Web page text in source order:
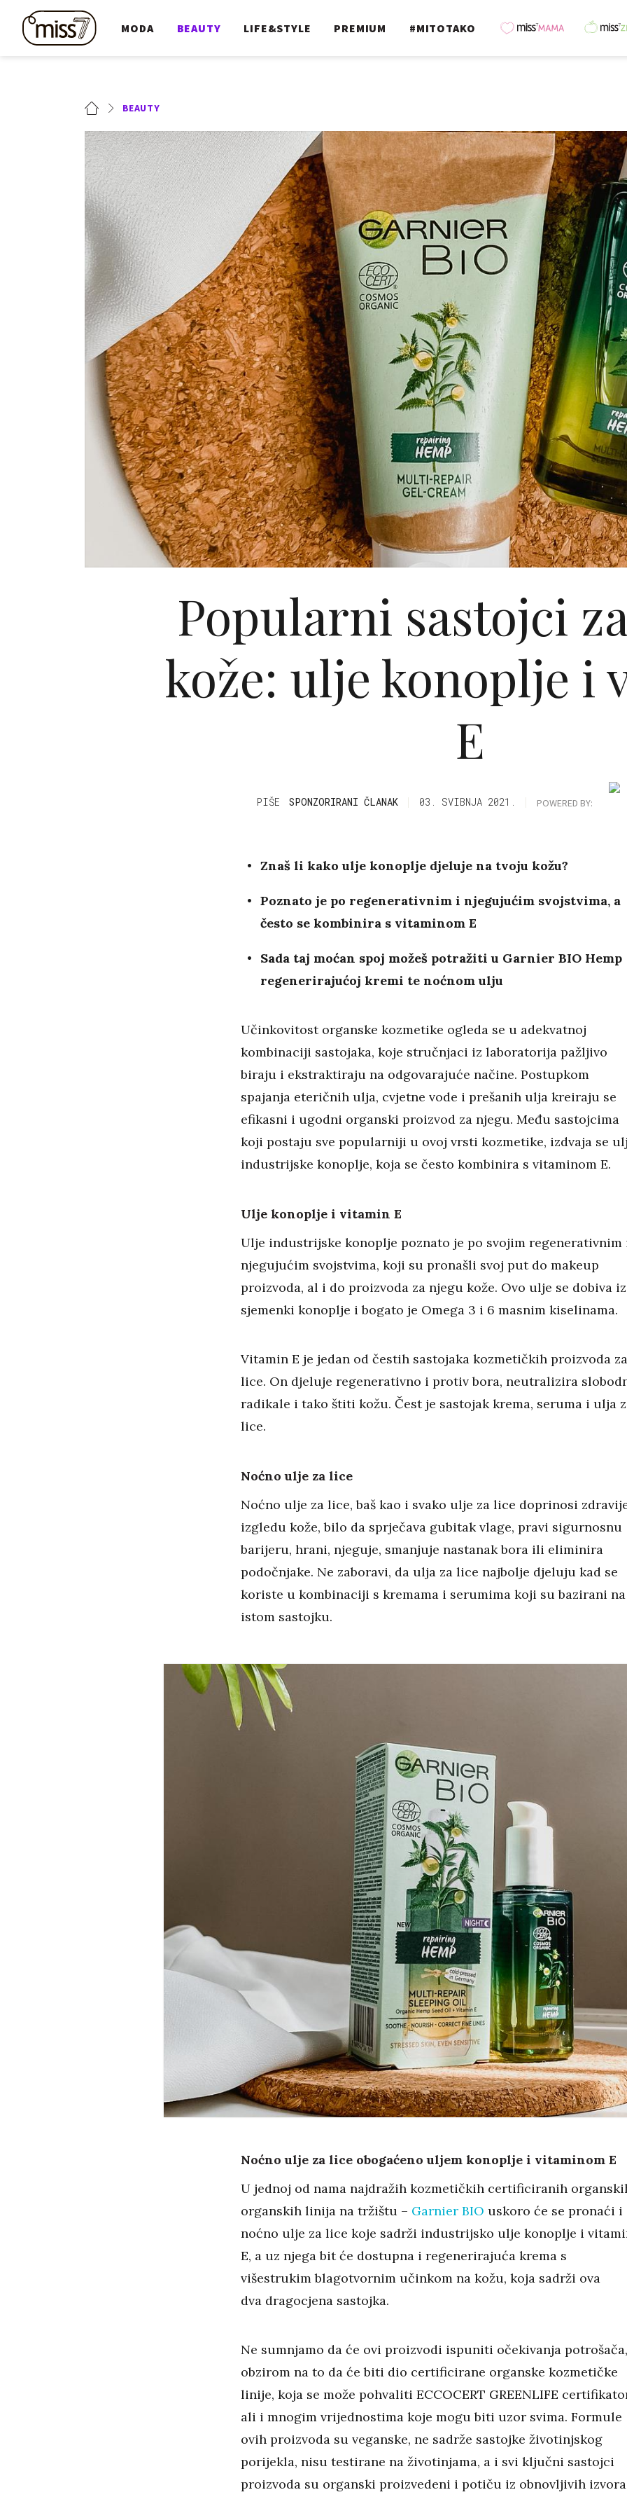
MODA BEAUTY LIFE&STYLE PREMIUM #MITOTAKO
BEAUTY
Popularni sastojci
kože: ulje konoplje i
E
PIŠE SPONZORIRANI ČLANAK 03. SVIBNJA 2021. POWERED BY:
Znaš li kako ulje konoplje djeluje na tvoju kožu?
Poznato je po regenerativnim i njegujućim svojstvima, a
često se kombinira s vitaminom E
Sada taj moćan spoj možeš potražiti u Garnier BIO Hemp
regenerirajućoj kremi te noćnom ulju
Učinkovitost organske kozmetike ogleda se u adekvatnoj
kombinaciji sastojaka, koje stručnjaci iz laboratorija pažljivo
biraju i ekstraktiraju na odgovarajuće načine. Postupkom
spajanja eteričnih ulja, cvjetne vode i prešanih ulja kreiraju se
efikasni i ugodni organski proizvod za njegu. Među sastojcima
koji postaju sve popularniji u ovoj vrsti kozmetike, izdvaja se
industrijske konoplje, koja se često kombinira s vitaminom E.
Ulje konoplje i vitamin E
Ulje industrijske konoplje poznato je po svojim regenerativnim
njegujućim svojstvima, koji su pronašli svoj put do makeup
proizvoda, al i do proizvoda za njegu kože. Ovo ulje se dobiva iz
sjemenki konoplje i bogato je Omega 3 i 6 masnim kiselinama.
Vitamin E je jedan od čestih sastojaka kozmetičkih proizvoda za
lice. On djeluje regenerativno i protiv bora, neutralizira
radikale i tako štiti kožu. Čest je sastojak krema, seruma i ulja
lice.
Noćno ulje za lice
Noćno ulje za lice, baš kao i svako ulje za lice doprinosi
izgledu kože, bilo da sprječava gubitak vlage, pravi sigurnosnu
barijeru, hrani, njeguje, smanjuje nastanak bora ili eliminira
podočnjake. Ne zaboravi, da ulja za lice najbolje djeluju kad se
koriste u kombinaciji s kremama i serumima koji su bazirani na
istom sastojku.
Noćno ulje za lice obogaćeno uljem konoplje i vitaminom E
U jednoj od nama najdražih kozmetičkih certificiranih
organskih linija na tržištu – Garnier BIO uskoro će se pronaći i
noćno ulje za lice koje sadrži industrijsko ulje konoplje i
E, a uz njega bit će dostupna i regenerirajuća krema s
višestrukim blagotvornim učinkom na kožu, koja sadrži ova
dva dragocjena sastojka.
Ne sumnjamo da će ovi proizvodi ispuniti očekivanja
obzirom na to da će biti dio certificirane organske kozmetičke
linije, koja se može pohvaliti ECCOCERT GREENLIFE
ali i mnogim vrijednostima koje mogu biti uzor svima. Formule
ovih proizvoda su veganske, ne sadrže sastojke životinjskog
porijekla, nisu testirane na životinjama, a i svi ključni sastojci
proizvoda su organski proizvedeni i potiču iz obnovljivih